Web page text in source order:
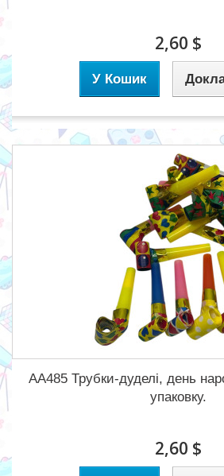
2,60 $
У Кошик
АА485 Трубки-дуделі, день
упаковку.
2,60 $